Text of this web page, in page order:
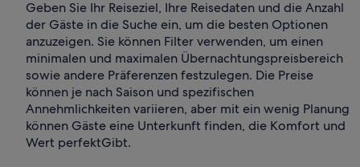
Geben Sie Ihr Reiseziel, Ihre Reisedaten und die Anzahl
der Gäste in die Suche ein, um die besten Optionen
anzuzeigen. Sie können Filter verwenden, um einen
minimalen und maximalen Übernachtungspreisbereich
sowie andere Präferenzen festzulegen. Die Preise
können je nach Saison und spezifischen
Annehmlichkeiten variieren, aber mit ein wenig Planung
können Gäste eine Unterkunft finden, die Komfort und
Wert perfektGibt.